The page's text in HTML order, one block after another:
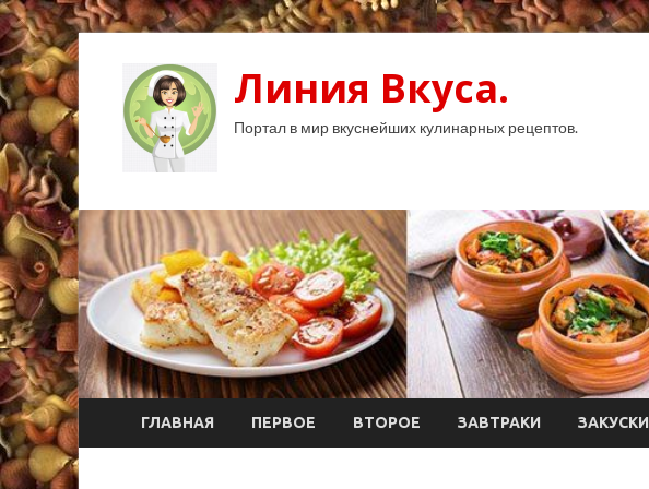
Линия Вкуса.
Портал в мир вкуснейших кулинарных рецептов.
ГЛАВНАЯ ПЕРВОЕ ВТОРОЕ ЗАВТРАКИ ЗАКУСКИ